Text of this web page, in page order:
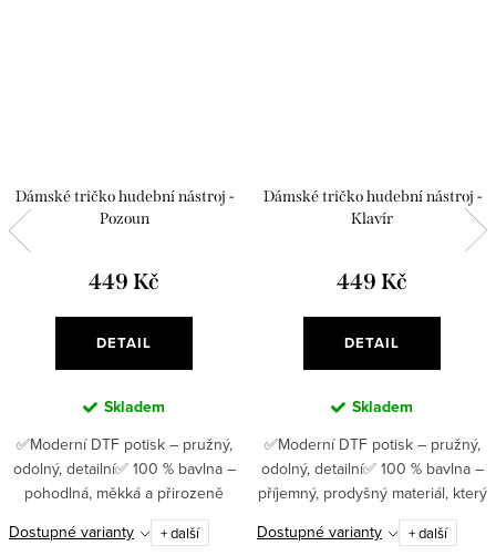
Dámské tričko hudební nástroj -
Pozoun
449 Kč
DETAIL
Skladem
✅Moderní DTF potisk – pružný,
odolný, detailní✅ 100 % bavlna –
pohodlná, měkká a přirozeně
příjemná na těle ✅ Gramáž 180
g/m² – kvalitní tričko, které si
Dostupné varianty + další
Dámské tričko hudební nástroj -
Klavír
449 Kč
DETAIL
Skladem
✅Moderní DTF potisk – pružný,
odolný, detailní✅ 100 % bavlna –
příjemný, prodyšný materiál, který
se nosí s lehkostí ✅ Gramáž 180
g/m² – kvalitní tričko, které vydrží
Dostupné varianty + další